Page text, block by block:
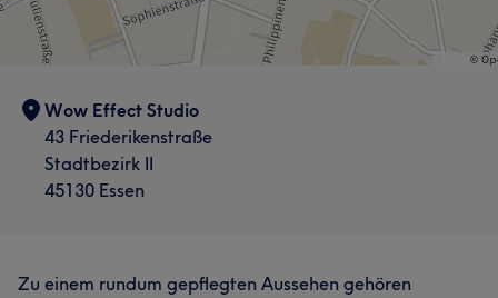
Wow Effect Studio
43 Friederikenstraße
Stadtbezirk II
45130 Essen
Zu einem rundum gepflegten Aussehen gehören